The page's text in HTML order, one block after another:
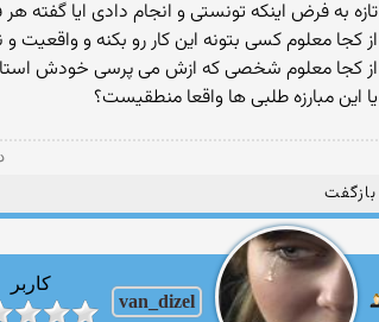
تازه به فرض اینكه تونستی و انجام دادی ایا گفته
از كجا معلوم كسی بتونه این كار رو بكنه و واقعیت و
از كجا معلوم شخصی كه ازش می پرسی خودش استاد
یا این مبارزه طلبی ها واقعا منطقیست؟
بازگفت
van_dizel
کاربر